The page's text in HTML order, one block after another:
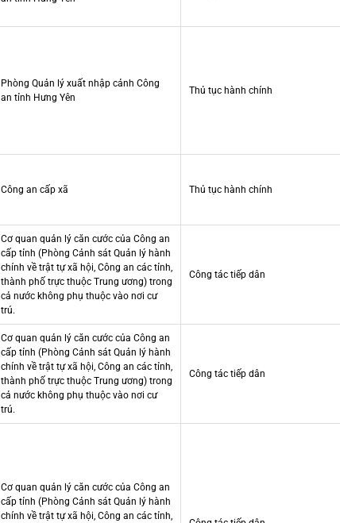
Phòng Quản lý xuất nhập cảnh Công
an tỉnh Hưng Yên
Thủ tục hành chính
Công an cấp xã Thủ tục hành chính
Cơ quan quản lý căn cước của Công an
cấp tỉnh (Phòng Cảnh sát Quản lý hành
chính về trật tự xã hội, Công an các tỉnh,
thành phố trực thuộc Trung ương) trong
cả nước không phụ thuộc vào nơi cư
trú.
Công tác tiếp dân
Cơ quan quản lý căn cước của Công an
cấp tỉnh (Phòng Cảnh sát Quản lý hành
chính về trật tự xã hội, Công an các tỉnh,
thành phố trực thuộc Trung ương) trong
cả nước không phụ thuộc vào nơi cư
trú.
Công tác tiếp dân
Cơ quan quản lý căn cước của Công an
cấp tỉnh (Phòng Cảnh sát Quản lý hành
chính về trật tự xã hội, Công an các tỉnh,